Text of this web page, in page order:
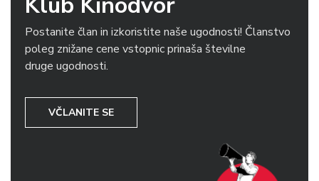
Postanite član in izkoristite naše ugodnosti! Članstvo
poleg znižane cene vstopnic prinaša številne
druge ugodnosti.
VČLANITE SE